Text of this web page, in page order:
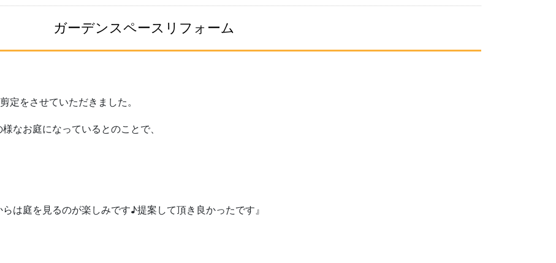
ガーデンスペースリフォーム
定をさせていただきました。
なお庭になっているとのことで、
は庭を見るのが楽しみです♪提案して頂き良かったです』